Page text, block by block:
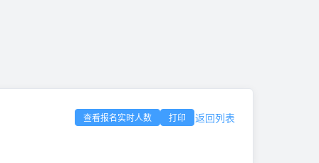
查看报名实时人数 打印 返回列表